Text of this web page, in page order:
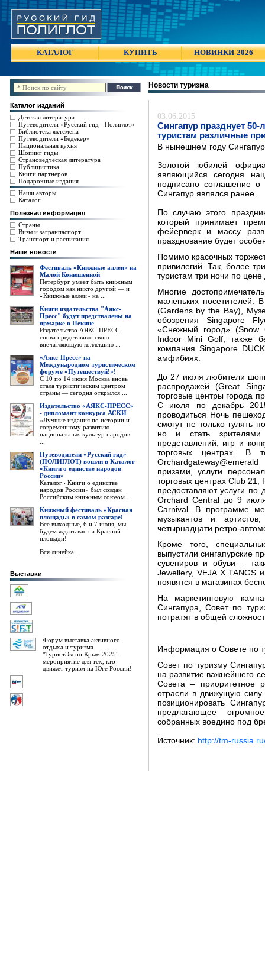
КАТАЛОГ КУПИТЬ НОВИНКИ-2026
Каталог изданий
Детская литература
Путеводители «Русский гид - Полиглот»
Библиотека яхтсмена
Путеводители «Бедекер»
Национальная кухня
Шопинг гиды
Страноведческая литература
Публицистика
Книги партнеров
Подарочные издания
Наши авторы
Каталог
Полезная информация
Страны
Визы и загранпаспорт
Транспорт и расписания
Наши новости
Фестиваль «Книжные аллеи» на
Малой Конюшенной
Петербург умеет быть книжным
городом как никто другой — и
«Книжные аллеи» на ...
Книги издательства "Аякс-
Пресс" будут предствалены на
ярмарке в Пекине
Издательство АЯКС-ПРЕСС
снова представило свою
впечатляющую коллекцию ...
«Аякс-Пресс» на
Международном туристическом
форуме «Путешествуй!»!
С 10 по 14 июня Москва вновь
стала туристическим центром
страны — сегодня открылся ...
Издательство «АЯКС-ПРЕСС»
- дипломант конкурса АСКИ
«Лучшие издания по истории и
современному развитию
национальных культур народов
Путеводители «Русский гид»
(ПОЛИГЛОТ) вошли в Каталог
«Книги о единстве народов
России»
Каталог «Книги о единстве
народов России» был создан
Российским книжным союзом ...
Книжный фестиваль «Красная
площадь» в самом разгаре!
Все выходные, 6 и 7 июня, мы
будем ждать вас на Красной
площади!
Вся линейка ...
Выставки
Форум выставка активного
отдыха и туризма
"ТуристЭкспо.Крым 2025" -
мероприятие для тех, кто
движет туризм на Юге России!
Новости туризма
03.06.2015
Сингапур празднует 50-
туристам различные
В нынешнем году
Золотой юбилей
являющийся сегодня
подписано соглашение о
Сингапур являлся ранее.
По случаю этого
который принимает
фейерверк и массу
празднование будет
Помимо красочных
привилегий. Так, более
туристам три ночи по цене
Многие
маленьких посетителей.
(Gardens by the Bay),
обозрения Singapore
«Снежный город» (Snow
Indoor Mini Golf, также
компания Singapore
амфибиях.
До 27 июля любители
распродажей (Great
торговые центры города
С июля по декабрь
проводиться Ночь
смогут не только гулять
но и стать зрителями
представлений, игр и
торговых центрах. В
призами, услуги
торговых центрах Club
предоставляют услуги по
Orchard Central до 9
Carnival. В программе
музыкантов и
четырнадцати ретро-
Кроме того,
выпустили сингапурские
сувениров и обуви –
Jewellery, VEJA X TANGS
появятся в магазинах
На маркетинговую
Сингапура, Совет по
потратят в общей
Информация о Совете по
Совет по туризму
на развитие важнейшего
Совета – приоритетное
отрасли в движущую силу
позиционировать
предлагающее
собранных воедино под
Источник: http://tm-